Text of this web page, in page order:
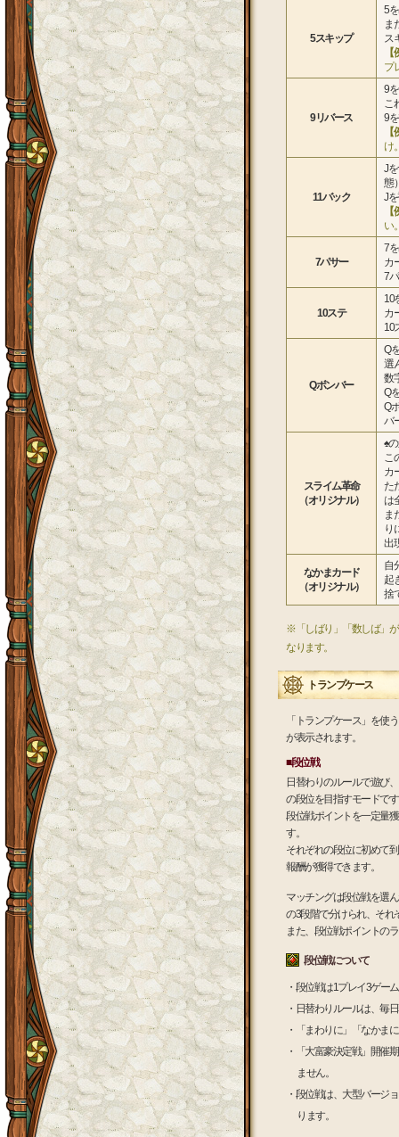
5スキップ
5
ま
ス
プ
9リバース
9
こ
9
け
11バック
J
態
J
い
7パサー
7
カ
7
10ステ
10
カ
10
Qボンバー
Q
選
数
Q
Q
バ
スライム革命
（オリジナル）
♠
こ
カ
た
は
ま
り
出
なかまカード
（オリジナル）
自
起
捨
※「しばり」「数しば」
なります。
トランプケース
「トランプケース」を使
が表示されます。
■段位戦
日替わりのルールで遊び
の段位を目指すモードで
段位戦ポイントを一定量
す。
それぞれの段位に初めて
報酬が獲得できます。
マッチングは段位戦を選
の3段階で分けられ、それ
また、段位戦ポイントの
段位戦について
・段位戦は1プレイ3ゲー
・日替わりルールは、毎
・「まわりに」「なかま
・「大富豪決定戦」開催
ません。
・段位戦は、大型バージ
ります。